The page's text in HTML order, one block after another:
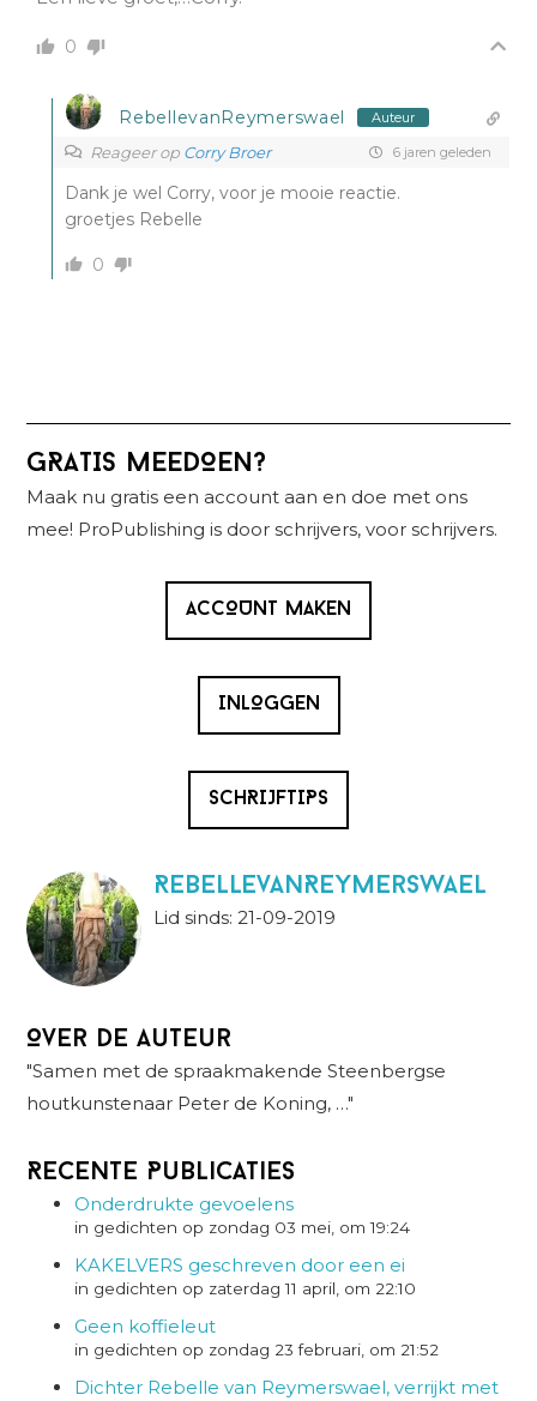
0
RebellevanReymerswael Auteur
Reageer op Corry Broer 6 jaren geleden
Dank je wel Corry, voor je mooie reactie.
groetjes Rebelle
0
Primaire
Sidebar
GRATIS MEEDOEN?
Maak nu gratis een account aan en doe met ons
mee! ProPublishing is door schrijvers, voor schrijvers.
ACCOUNT MAKEN
INLOGGEN
SCHRIJFTIPS
RebellevanReymerswael
Lid sinds: 21-09-2019
Over de auteur
"Samen met de spraakmakende Steenbergse
houtkunstenaar Peter de Koning, …"
Recente Publicaties
Onderdrukte gevoelens
in gedichten op zondag 03 mei, om 19:24
KAKELVERS geschreven door een ei
in gedichten op zaterdag 11 april, om 22:10
Geen koffieleut
in gedichten op zondag 23 februari, om 21:52
Dichter Rebelle van Reymerswael, verrijkt met